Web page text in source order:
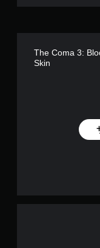
The Coma 3:
Skin